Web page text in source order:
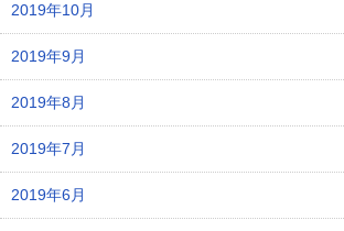
2019年10月
2019年9月
2019年8月
2019年7月
2019年6月